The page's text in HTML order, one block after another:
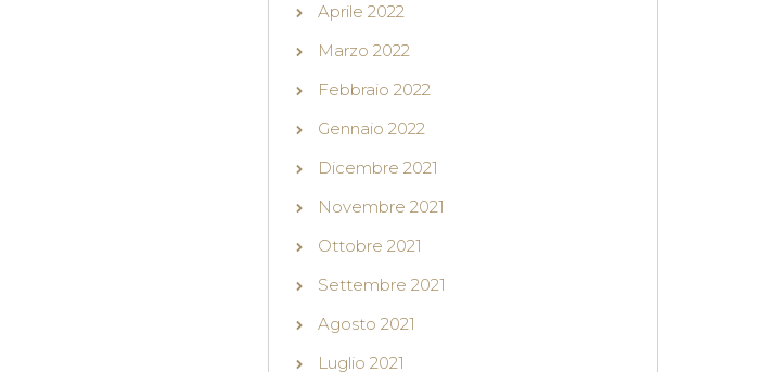
Aprile 2022
Marzo 2022
Febbraio 2022
Gennaio 2022
Dicembre 2021
Novembre 2021
Ottobre 2021
Settembre 2021
Agosto 2021
Luglio 2021